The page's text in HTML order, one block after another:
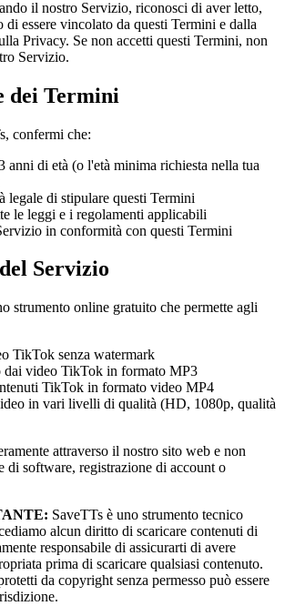
il nostro Servizio, riconosci di aver letto,
di essere vincolato da questi Termini e dalla
Privacy. Se non accetti questi Termini, non
Servizio.
dei Termini
, confermi che:
anni di età (o l'età minima richiesta nella tua
legale di stipulare questi Termini
le leggi e i regolamenti applicabili
in conformità con questi Termini
Servizio
strumento online gratuito che permette agli
TikTok senza watermark
dai video TikTok in formato MP3
TikTok in formato video MP4
in vari livelli di qualità (HD, 1080p, qualità
attraverso il nostro sito web e non
di software, registrazione di account o
SaveTTs è uno strumento tecnico
alcun diritto di scaricare contenuti di
responsabile di assicurarti di avere
prima di scaricare qualsiasi contenuto.
da copyright senza permesso può essere